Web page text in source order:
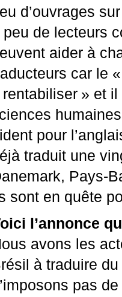
d’ouvrages
peu de lecteurs
aider à
car le «
rentabiliser » et il
pour
traduit une
Pays-
sont en quête
l’annonce
avons les
à traduire
pas